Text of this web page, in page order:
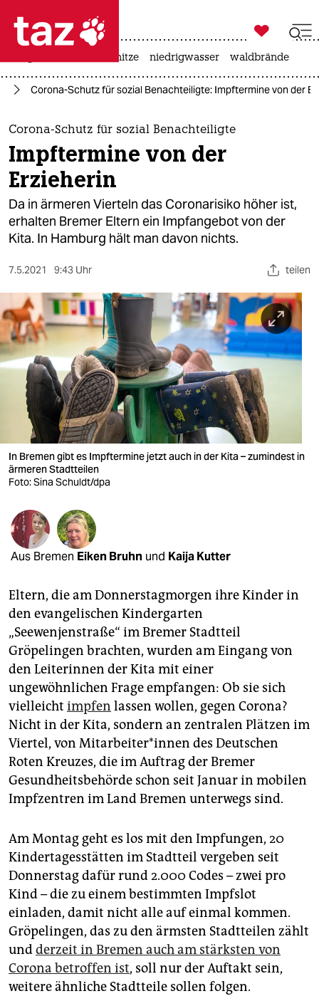
 taz zahl ich
taz zahl ich
themen
politik
öko
gesellschaft
sport
berlin
nord
wahrheit
verlag
verlag
veranstaltungen
fragen & hilfe
unterstützen
genossenschaft
epaper login

taz zahl ich
hitze niedrigwasser waldbrände
Corona-Schutz für sozial Benachteiligte: Impftermine von der
Corona-Schutz für sozial Benachteiligte
Impftermine von der
Erzieherin
Da in ärmeren Vierteln das Coronarisiko höher ist,
erhalten Bremer Eltern ein Impfangebot von der
Kita. In Hamburg hält man davon nichts.
7.5.2021 9:43 Uhr teilen
In Bremen gibt es Impftermine jetzt auch in der Kita – zumindest in
ärmeren Stadt­teilen
Foto: Sina Schuldt/dpa
Aus Bremen Eiken Bruhn und Kaija Kutter
Eltern, die am Donnerstagmorgen ihre Kinder in
den evangelischen Kindergarten
„Seewenjenstraße“ im Bremer Stadtteil
Gröpelingen brachten, wurden am Eingang von
den Leiterinnen der Kita mit einer
ungewöhnlichen Frage empfangen: Ob sie sich
vielleicht impfen lassen wollen, gegen Corona?
Nicht in der Kita, sondern an zentralen Plätzen im
Viertel, von Mit­ar­bei­te­r*in­nen des Deutschen
Roten Kreuzes, die im Auftrag der Bremer
Gesundheitsbehörde schon seit Januar in mobilen
Impfzentren im Land Bremen unterwegs sind.
Am Montag geht es los mit den Impfungen, 20
Kindertagesstätten im Stadtteil vergeben seit
Donnerstag dafür rund 2.000 Codes – zwei pro
Kind – die zu einem bestimmten Impfslot
einladen, damit nicht alle auf einmal kommen.
Gröpelingen, das zu den ärmsten Stadtteilen zählt
undderzeit in Bremen auch am stärksten von
Corona betroffen ist, soll nur der Auftakt sein,
weitere ähnliche Stadtteile sollen folgen.